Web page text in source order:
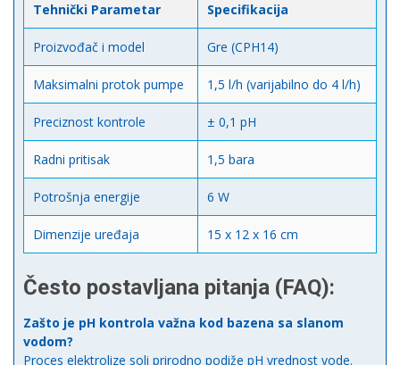
Tehnički Parametar Specifikacija
Proizvođač i model Gre (CPH14)
Maksimalni protok pumpe 1,5 l/h (varijabilno do 4 l/h)
Preciznost kontrole ± 0,1 pH
Radni pritisak 1,5 bara
Potrošnja energije 6 W
Dimenzije uređaja 15 x 12 x 16 cm
Često postavljana pitanja (FAQ):
Zašto je pH kontrola važna kod bazena sa slanom
vodom?
Proces elektrolize soli prirodno podiže pH vrednost vode.